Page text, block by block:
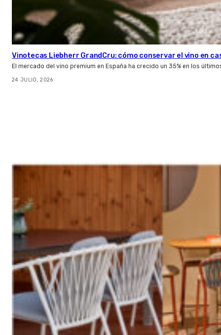
Vinotecas Liebherr GrandCru: cómo conservar el vino en
El mercado del vino premium en España ha crecido un 35% en los
24 JULIO, 2026